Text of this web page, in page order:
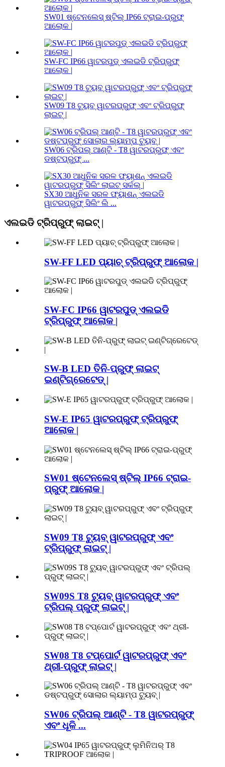
SW01 ଷ୍ଟେନଲେସ୍ ଷ୍ଟିଲ୍ IP66 ଟ୍ରାଇ-ପ୍ରୁଫ୍
ଆଲୋକ |
SW-FC IP66 ୱାଟରପୁଡ୍ ଏଲଇଡି ଟ୍ରିପ୍ରୁଫ୍
ଆଲୋକ |
SW09 T8 ଟ୍ୟୁବ୍ ୱାଟରପ୍ରୁଫ୍ ଏବଂ ଟ୍ରିପ୍ରୁଫ୍
ଲାଇଟ୍ |
SW06 ଟ୍ରିପଲ୍ ଆଣ୍ଟି - T8 ୱାଟରପ୍ରୁଫ୍ ଏବଂ
ଡଷ୍ଟପ୍ରୁଫ୍ ...
SX30 ଆଧୁନିକ ସରଳ ଫ୍ୟାଶନ୍ ଏଲଇଡି
ୱାଟରପ୍ରୁଫ୍ ସିଲିଂ ଲି ...
ଏଲଇଡି ଟ୍ରିପ୍ରୁଫ୍ ଲାଇଟ୍ |
SW-FF LED ପ୍ୟାଚ୍ ଟ୍ରିପ୍ରୁଫ୍ ଆଲୋକ |
SW-FC IP66 ୱାଟରପୁଡ୍ ଏଲଇଡି
ଟ୍ରିପ୍ରୁଫ୍ ଆଲୋକ |
SW-B LED ତିନି-ପ୍ରୁଫ୍ ଲାଇଟ୍
ଇଣ୍ଟିଗ୍ରେଟେଡ୍ |
SW-E IP65 ୱାଟରପ୍ରୁଫ୍ ଟ୍ରିପ୍ରୁଫ୍
ଆଲୋକ |
SW01 ଷ୍ଟେନଲେସ୍ ଷ୍ଟିଲ୍ IP66 ଟ୍ରାଇ-
ପ୍ରୁଫ୍ ଆଲୋକ |
SW09 T8 ଟ୍ୟୁବ୍ ୱାଟରପ୍ରୁଫ୍ ଏବଂ
ଟ୍ରିପ୍ରୁଫ୍ ଲାଇଟ୍ |
SW09S T8 ଟ୍ୟୁବ୍ ୱାଟରପ୍ରୁଫ୍ ଏବଂ
ଟ୍ରିପଲ୍ ପ୍ରୁଫ୍ ଲାଇଟ୍ |
SW08 T8 ଟପ୍ପୋର୍ଟ ୱାଟରପ୍ରୁଫ୍ ଏବଂ
ଥ୍ରୀ-ପ୍ରୁଫ୍ ଲାଇଟ୍ |
SW06 ଟ୍ରିପଲ୍ ଆଣ୍ଟି - T8 ୱାଟରପ୍ରୁଫ୍
ଏବଂ ଧୂଳି ...